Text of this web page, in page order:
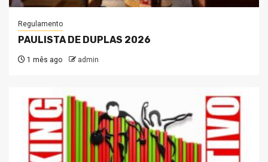
Regulamento
PAULISTA DE DUPLAS 2026
1 mês ago admin